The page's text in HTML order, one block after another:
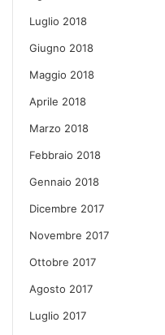
Luglio 2018
Giugno 2018
Maggio 2018
Aprile 2018
Marzo 2018
Febbraio 2018
Gennaio 2018
Dicembre 2017
Novembre 2017
Ottobre 2017
Agosto 2017
Luglio 2017